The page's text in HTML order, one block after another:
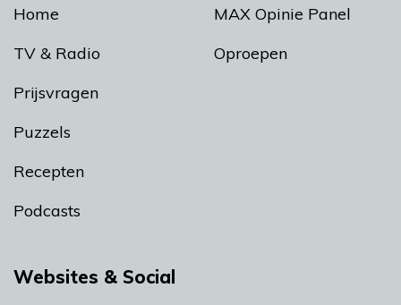
Home
TV & Radio
Prijsvragen
Puzzels
Recepten
Podcasts
MAX Opinie Panel
Oproepen
Websites & Social